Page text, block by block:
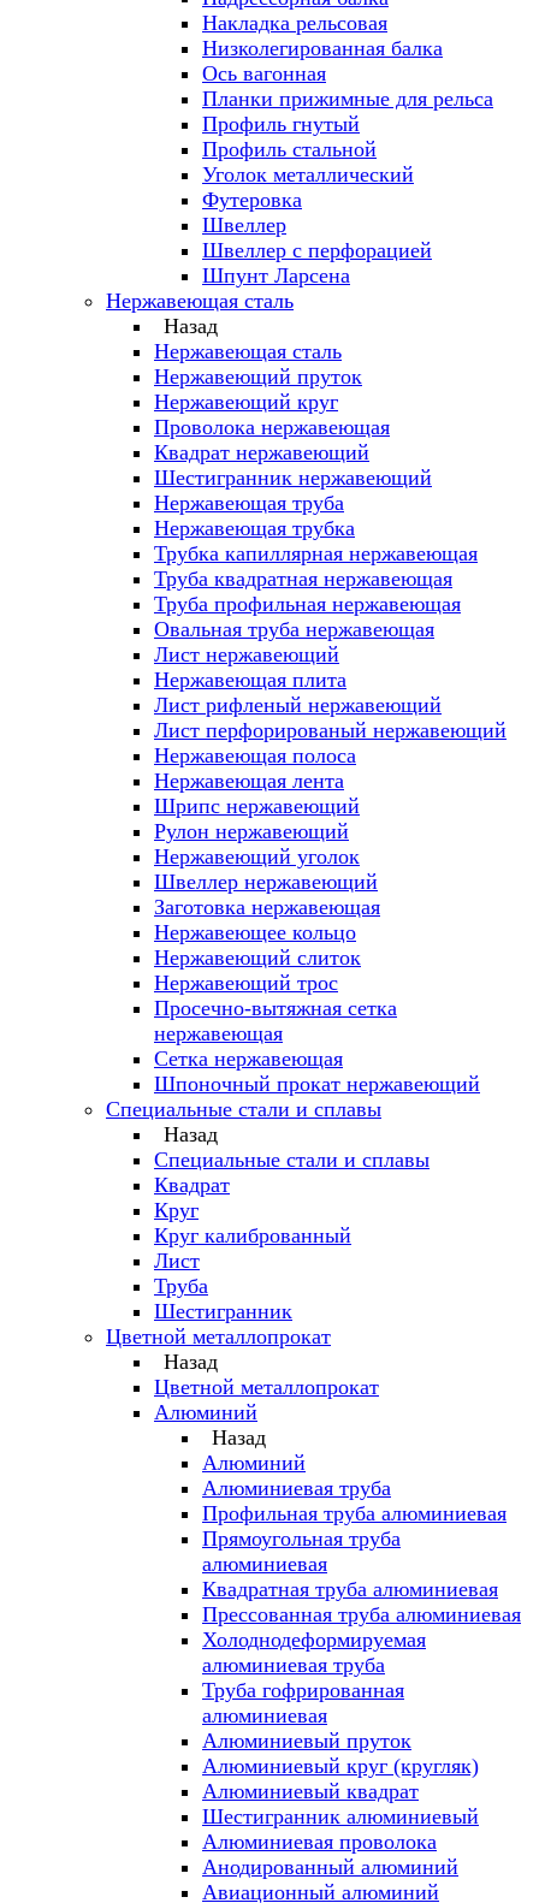
Накладка рельсовая
Низколегированная балка
Ось вагонная
Планки прижимные для рельса
Профиль гнутый
Профиль стальной
Уголок металлический
Футеровка
Швеллер
Швеллер с перфорацией
Шпунт Ларсена
Нержавеющая сталь
Назад
Нержавеющая сталь
Нержавеющий пруток
Нержавеющий круг
Проволока нержавеющая
Квадрат нержавеющий
Шестигранник нержавеющий
Нержавеющая труба
Нержавеющая трубка
Трубка капиллярная нержавеющая
Труба квадратная нержавеющая
Труба профильная нержавеющая
Овальная труба нержавеющая
Лист нержавеющий
Нержавеющая плита
Лист рифленый нержавеющий
Лист перфорированый нержавеющий
Нержавеющая полоса
Нержавеющая лента
Шрипс нержавеющий
Рулон нержавеющий
Нержавеющий уголок
Швеллер нержавеющий
Заготовка нержавеющая
Нержавеющее кольцо
Нержавеющий слиток
Нержавеющий трос
Просечно-вытяжная сетка
нержавеющая
Сетка нержавеющая
Шпоночный прокат нержавеющий
Специальные стали и сплавы
Назад
Специальные стали и сплавы
Квадрат
Круг
Круг калиброванный
Лист
Труба
Шестигранник
Цветной металлопрокат
Назад
Цветной металлопрокат
Алюминий
Назад
Алюминий
Алюминиевая труба
Профильная труба алюминиевая
Прямоугольная труба
алюминиевая
Квадратная труба алюминиевая
Прессованная труба алюминиевая
Холоднодеформируемая
алюминиевая труба
Труба гофрированная
алюминиевая
Алюминиевый пруток
Алюминиевый круг (кругляк)
Алюминиевый квадрат
Шестигранник алюминиевый
Алюминиевая проволока
Анодированный алюминий
Авиационный алюминий